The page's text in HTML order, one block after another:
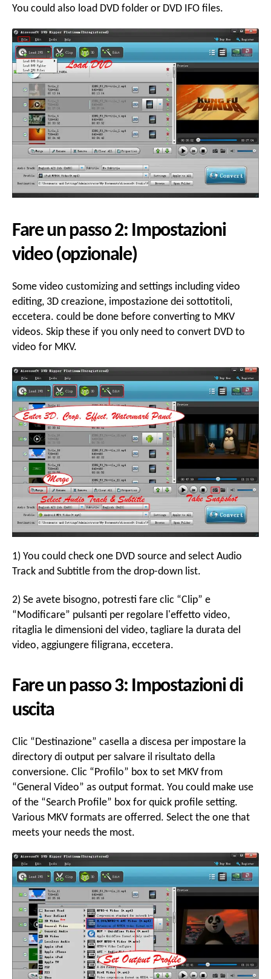
You could also load DVD folder or DVD IFO files.
Fare un passo 2: Impostazioni
video (opzionale)
Some video customizing and settings including video
editing, 3D creazione, impostazione dei sottotitoli,
eccetera. could be done before converting to MKV
videos. Skip these if you only need to convert DVD to
video for MKV.
1) You could check one DVD source and select Audio
Track and Subtitle from the drop-down list.
2) Se avete bisogno, potresti fare clic “Clip” e
“Modificare” pulsanti per regolare l'effetto video,
ritaglia le dimensioni del video, tagliare la durata del
video, aggiungere filigrana, eccetera.
Fare un passo 3: Impostazioni di
uscita
Clic “Destinazione” casella a discesa per impostare la
directory di output per salvare il risultato della
conversione. Clic “Profilo” box to set MKV from
“General Video” as output format. You could make use
of the “Search Profile” box for quick profile setting.
Various MKV formats are offerred. Select the one that
meets your needs the most.